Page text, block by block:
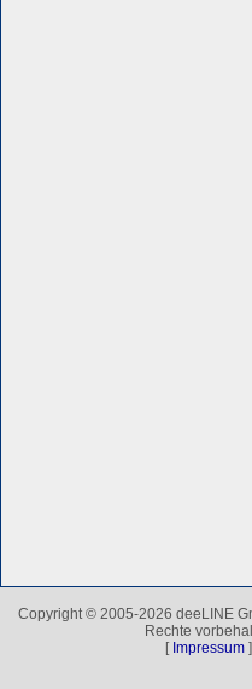
Copyright © 2005-2026 deeLINE
Rechte
[ Impressum ]